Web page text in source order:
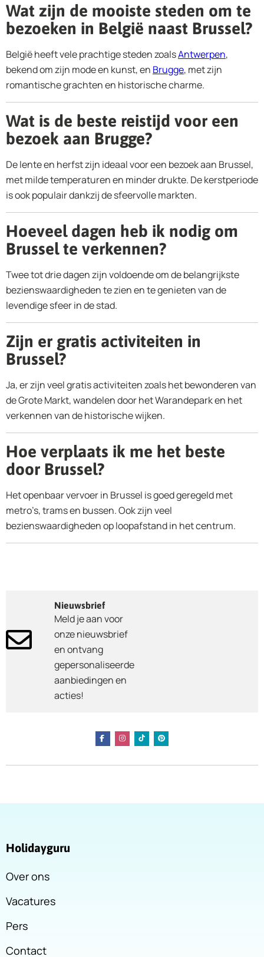
Wat zijn de mooiste steden om te
bezoeken in België naast Brussel?
België heeft vele prachtige steden zoalsAntwerpen,
bekend om zijn mode en kunst, en Brugge, met zijn
romantische grachten en historische charme.
Wat is de beste reistijd voor een
bezoek aan Brugge?
De lente en herfst zijn ideaal voor een bezoek aan Brussel,
met milde temperaturen en minder drukte. De kerstperiode
is ook populair dankzij de sfeervolle markten.
Hoeveel dagen heb ik nodig om
Brussel te verkennen?
Twee tot drie dagen zijn voldoende om de belangrijkste
bezienswaardigheden te zien en te genieten van de
levendige sfeer in de stad.
Zijn er gratis activiteiten in
Brussel?
Ja, er zijn veel gratis activiteiten zoals het bewonderen van
de Grote Markt, wandelen door het Warandepark en het
verkennen van de historische wijken.
Hoe verplaats ik me het beste
door Brussel?
Het openbaar vervoer in Brussel is goed geregeld met
metro’s, trams en bussen. Ook zijn veel
bezienswaardigheden op loopafstand in het centrum.
Nieuwsbrief
Meld je aan voor
onze nieuwsbrief
en ontvang
gepersonaliseerde
aanbiedingen en
acties!
Holidayguru
Over ons
Vacatures
Pers
Contact